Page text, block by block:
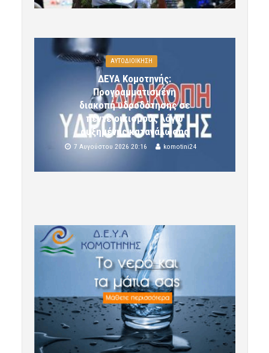
ΑΥΤΟΔΙΟΙΚΗΣΗ
ΔΕΥΑ Κομοτηνής:
Προγραμματισμένη
διακοπή υδροδότησης σε
πέντε οικισμούς λόγω
αυξημένης κατανάλωσης
7 Αυγούστου 2026 20:16 komotini24